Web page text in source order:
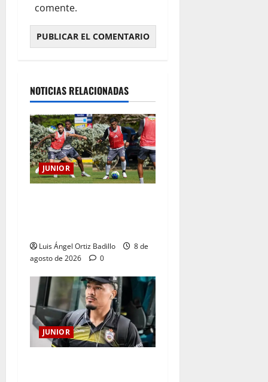
comente.
NOTICIAS RELACIONADAS
JUNIOR
Luis Ángel Ortiz Badillo
8 de
agosto de 2026
0
JUNIOR